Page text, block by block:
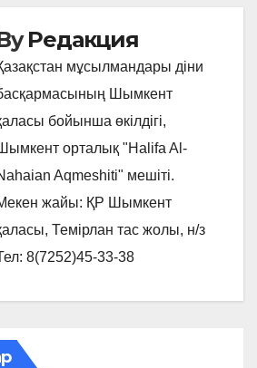
Редакция
мұсылмандары діни
Шымкент
бойынша өкілдігі,
орталық "Halifa Al-
Aqmeshiti" мешіті.
жайы: ҚР Шымкент
Темірлан тас жолы, н/з
8(7252)45-33-38